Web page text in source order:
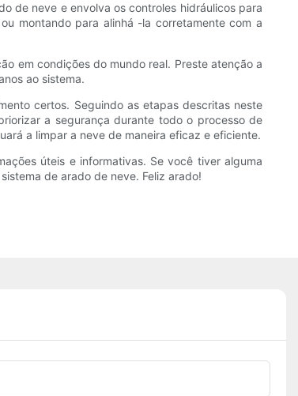
de neve e envolva os controles hidráulicos para
montando para alinhá -la corretamente com a
em condições do mundo real. Preste atenção a
ao sistema.
certos. Seguindo as etapas descritas neste
a segurança durante todo o processo de
a limpar a neve de maneira eficaz e eficiente.
úteis e informativas. Se você tiver alguma
de arado de neve. Feliz arado!